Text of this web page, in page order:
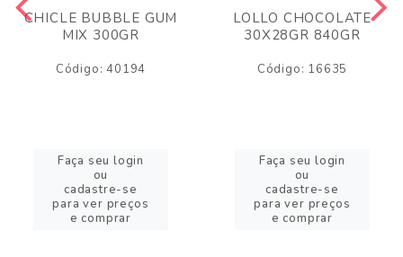
CHICLE BUBBLE GUM
MIX 300GR
Código: 40194
Faça seu login
ou
cadastre-se
para ver preços
e comprar
LOLLO CHOCOLATE
30X28GR 840GR
Código: 16635
Faça seu login
ou
cadastre-se
para ver preços
e comprar